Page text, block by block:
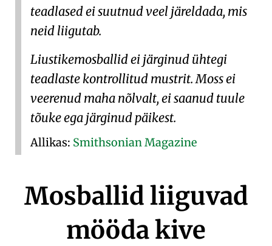
teadlased ei suutnud veel järeldada, mis
neid liigutab.
Liustikemosballid ei järginud ühtegi
teadlaste kontrollitud mustrit. Moss ei
veerenud maha nõlvalt, ei saanud tuule
tõuke ega järginud päikest.
Allikas: Smithsonian Magazine
Mosballid liiguvad
mööda kive